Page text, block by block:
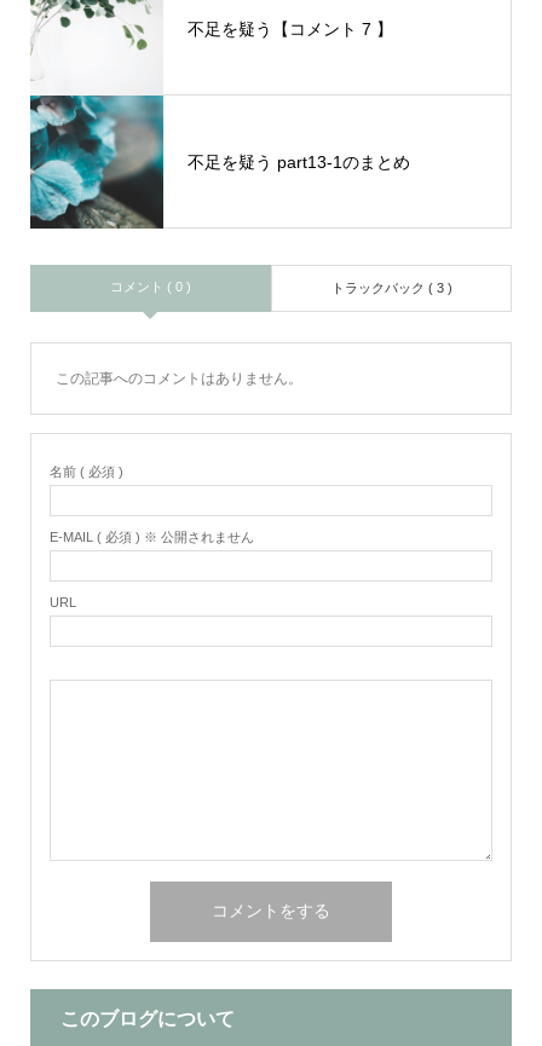
不足を疑う【コメント 7 】
不足を疑う part13-1のまとめ
コメント ( 0 ) トラックバック ( 3 )
この記事へのコメントはありません。
名前 ( 必須 )
E-MAIL ( 必須 ) ※ 公開されません
URL
このブログについて